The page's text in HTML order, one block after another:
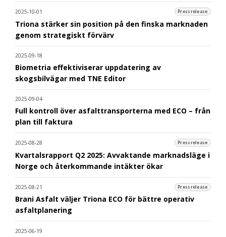
2025-10-01 Pressrelease
Triona stärker sin position på den finska marknaden
genom strategiskt förvärv
2025-09-18
Biometria effektiviserar uppdatering av
skogsbilvägar med TNE Editor
2025-09-04
Full kontroll över asfalttransporterna med ECO – från
plan till faktura
2025-08-28 Pressrelease
Kvartalsrapport Q2 2025: Avvaktande marknadsläge i
Norge och återkommande intäkter ökar
2025-08-21 Pressrelease
Brani Asfalt väljer Triona ECO för bättre operativ
asfaltplanering
2025-06-19